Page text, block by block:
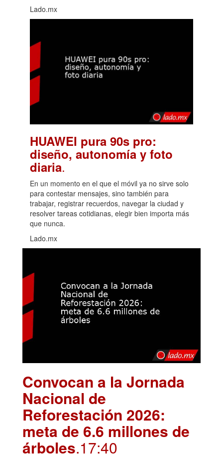
Lado.mx
HUAWEI pura 90s pro:
diseño, autonomía y foto
diaria.
En un momento en el que el móvil ya no sirve solo
para contestar mensajes, sino también para
trabajar, registrar recuerdos, navegar la ciudad y
resolver tareas cotidianas, elegir bien importa más
que nunca.
Lado.mx
Convocan a la Jornada
Nacional de
Reforestación 2026:
meta de 6.6 millones de
árboles.17:40